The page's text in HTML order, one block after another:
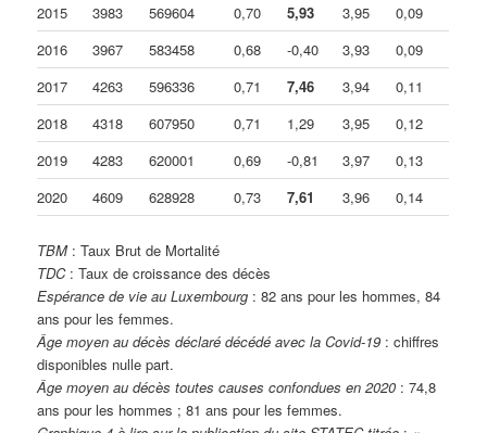
2015
3983 569604 0,70 5,93 3,95
0,09
2016
3967 583458 0,68 -0,40 3,93
0,09
2017
4263 596336 0,71 7,46 3,94
0,11
2018
4318 607950 0,71 1,29 3,95
0,12
2019
4283 620001 0,69 -0,81 3,97
0,13
2020
4609 628928 0,73 7,61 3,96 0,14
TBM: Taux Brut de Mortalité
TDC: Taux de croissance des décès
Espérance de vie au Luxembourg : 82 ans pour les hommes, 84
ans pour les femmes.
Âge moyen au décès déclaré décédé avec la Covid-19 : chiffres
disponibles nulle part.
Âge moyen au décès toutes causes confondues en 2020 : 74,8
ans pour les hommes ; 81 ans pour les femmes.